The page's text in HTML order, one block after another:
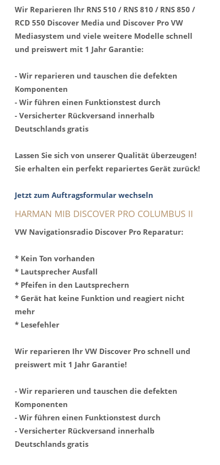
Wir Reparieren Ihr RNS 510 / RNS 810 / RNS 850 /
RCD 550 Discover Media und Discover Pro VW
Mediasystem und viele weitere Modelle schnell
und preiswert mit 1 Jahr Garantie:
- Wir reparieren und tauschen die defekten
Komponenten
- Wir führen einen Funktionstest durch
- Versicherter Rückversand innerhalb
Deutschlands gratis
Lassen Sie sich von unserer Qualität überzeugen!
Sie erhalten ein perfekt repariertes Gerät zurück!
Jetzt zum Auftragsformular wechseln
HARMAN MIB DISCOVER PRO COLUMBUS II
VW Navigationsradio Discover Pro Reparatur:
* Kein Ton vorhanden
* Lautsprecher Ausfall
* Pfeifen in den Lautsprechern
* Gerät hat keine Funktion und reagiert nicht
mehr
* Lesefehler
Wir reparieren Ihr VW Discover Pro schnell und
preiswert mit 1 Jahr Garantie!
- Wir reparieren und tauschen die defekten
Komponenten
- Wir führen einen Funktionstest durch
- Versicherter Rückversand innerhalb
Deutschlands gratis